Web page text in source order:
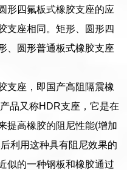
形四氟板式橡胶支座的应
支座相同。矩形、圆形四
、圆形普通板式橡胶支座
支座，即国产高阻隔震橡
品又称HDR支座，它是在
提高橡胶的阻尼性能(增加
利用这种具有阻尼效果的
似的一种钢板和橡胶通过